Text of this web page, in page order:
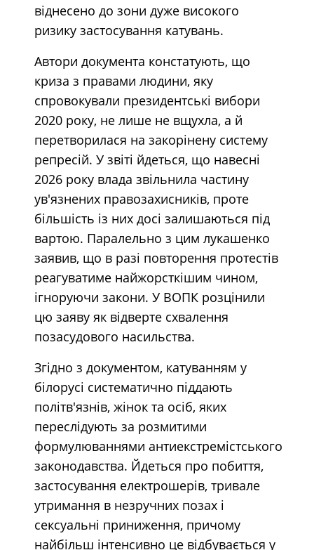
віднесено до зони дуже високого
ризику застосування катувань.
Автори документа констатують, що
криза з правами людини, яку
спровокували президентські вибори
2020 року, не лише не вщухла, а й
перетворилася на закорінену систему
репресій. У звіті йдеться, що навесні
2026 року влада звільнила частину
ув'язнених правозахисників, проте
більшість із них досі залишаються під
вартою. Паралельно з цим лукашенко
заявив, що в разі повторення протестів
реагуватиме найжорсткішим чином,
ігноруючи закони. У ВОПК розцінили
цю заяву як відверте схвалення
позасудового насильства.
Згідно з документом, катуванням у
білорусі систематично піддають
політв'язнів, жінок та осіб, яких
переслідують за розмитими
формулюваннями антиекстремістського
законодавства. Йдеться про побиття,
застосування електрошерів, тривале
утримання в незручних позах і
сексуальні приниження, причому
найбільш інтенсивно це відбувається у